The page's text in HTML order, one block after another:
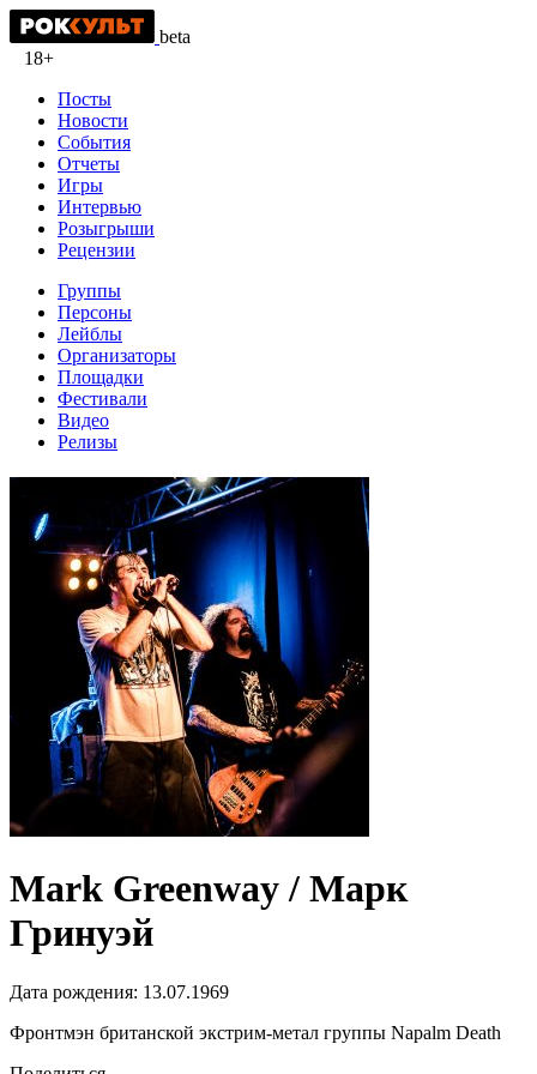
beta
18+
Посты
Новости
События
Отчеты
Игры
Интервью
Розыгрыши
Рецензии
Группы
Персоны
Лейблы
Организаторы
Площадки
Фестивали
Видео
Релизы
Mark Greenway / Марк
Гринуэй
Дата рождения: 13.07.1969
Фронтмэн британской экстрим-метал группы Napalm Death